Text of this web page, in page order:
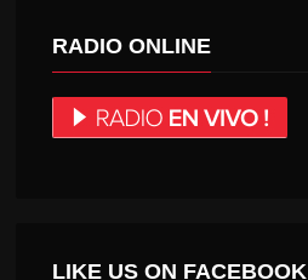
RADIO ONLINE
LIKE US ON FACEBOOK